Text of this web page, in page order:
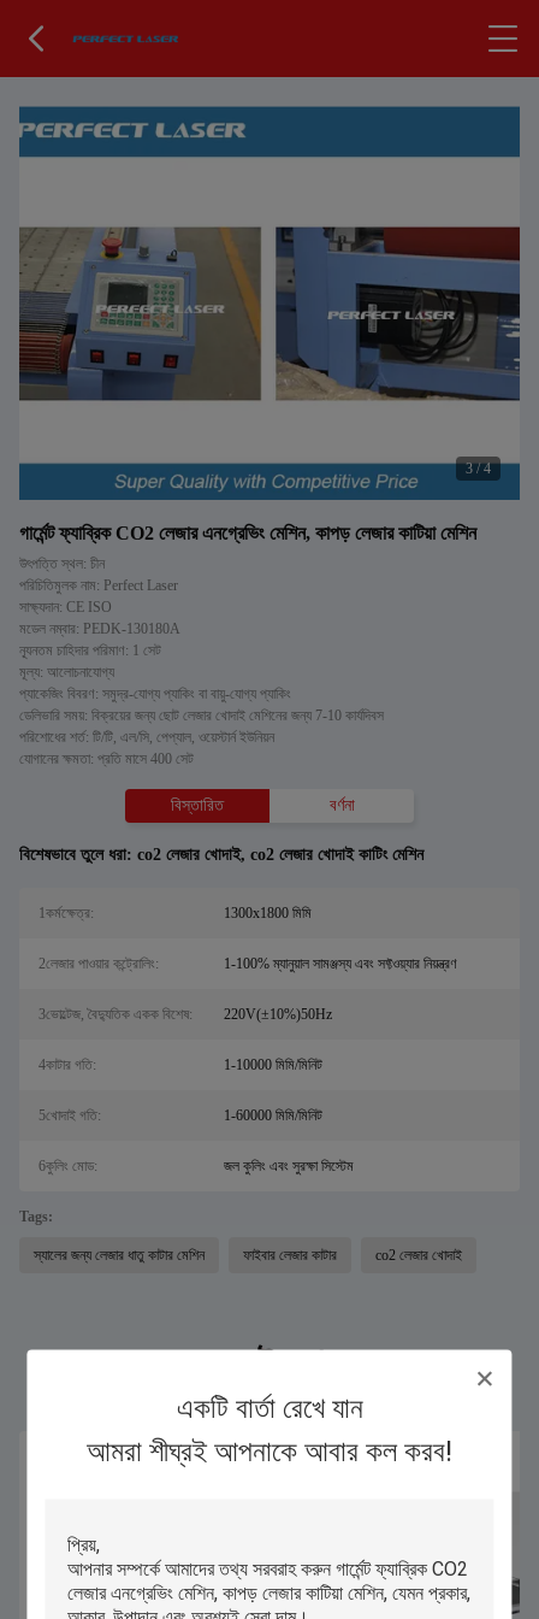
একটি বার্তা রেখে যান
আমরা শীঘ্রই আপনাকে আবার কল করব!
3/4
গার্মেন্ট ফ্যাব্রিক CO2 লেজার এনগ্রেভিং মেশিন, কাপড় লেজার কাটিয়া মেশিন
উৎপত্তি স্থল: চীন
পরিচিতিমুলক নাম: Perfect Laser
সাক্ষ্যদান: CE ISO
মডেল নম্বার: PEDK-130180A
ন্যূনতম চাহিদার পরিমাণ: 1 সেট
মূল্য: আলোচনাযোগ্য
প্যাকেজিং বিবরণ: সমুদ্র-যোগ্য প্যাকিং বা বায়ু-যোগ্য প্যাকিং
ডেলিভারি সময়: বিক্রয়ের জন্য ছোট লেজার খোদাই মেশিনের জন্য 7-10 কার্যদিবস
পরিশোধের শর্ত: টি/টি, এল/সি, পেপ্যাল, ওয়েস্টার্ন ইউনিয়ন
যোগানের ক্ষমতা: প্রতি মাসে 400 সেট
বিস্তারিত বর্ণনা
বিশেষভাবে তুলে ধরা: co2 লেজার খোদাই, co2 লেজার খোদাই কাটিং মেশিন
1কর্মক্ষেত্র: 1300x1800 মিমি
2লেজার পাওয়ার কন্ট্রোলিং: 1-100% ম্যানুয়াল সামঞ্জস্য এবং সফ্টওয়্যার নিয়ন্ত্রণ
3ভোল্টেজ, বৈদ্যুতিক একক বিশেষ: 220V(±10%)50Hz
4কাটার গতি: 1-10000 মিমি/মিনিট
5খোদাই গতি: 1-60000 মিমি/মিনিট
6কুলিং মোড: জল কুলিং এবং সুরক্ষা সিস্টেম
Tags:
স্যালের জন্য লেজার ধাতু কাটার মেশিন ফাইবার লেজার কাটার co2 লেজার খোদাই
একই পণ্য